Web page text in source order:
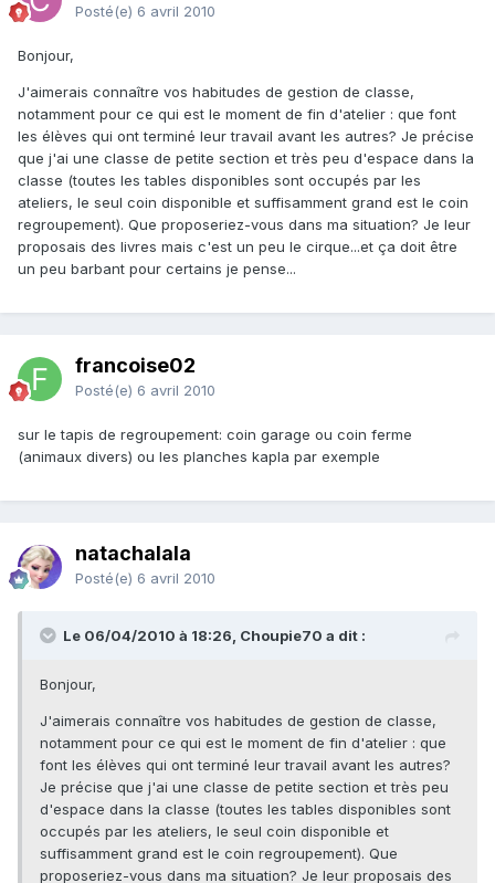
Posté(e) 6 avril 2010
Bonjour,
J'aimerais connaître vos habitudes de gestion de classe,
notamment pour ce qui est le moment de fin d'atelier : que font
les élèves qui ont terminé leur travail avant les autres? Je précise
que j'ai une classe de petite section et très peu d'espace dans la
classe (toutes les tables disponibles sont occupés par les
ateliers, le seul coin disponible et suffisamment grand est le coin
regroupement). Que proposeriez-vous dans ma situation? Je leur
proposais des livres mais c'est un peu le cirque...et ça doit être
un peu barbant pour certains je pense...
francoise02
Posté(e) 6 avril 2010
sur le tapis de regroupement: coin garage ou coin ferme
(animaux divers) ou les planches kapla par exemple
natachalala
Posté(e) 6 avril 2010
Le 06/04/2010 à 18:26, Choupie70 a dit :
Bonjour,
J'aimerais connaître vos habitudes de gestion de classe,
notamment pour ce qui est le moment de fin d'atelier : que
font les élèves qui ont terminé leur travail avant les autres?
Je précise que j'ai une classe de petite section et très peu
d'espace dans la classe (toutes les tables disponibles sont
occupés par les ateliers, le seul coin disponible et
suffisamment grand est le coin regroupement). Que
proposeriez-vous dans ma situation? Je leur proposais des